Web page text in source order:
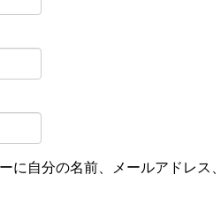
に自分の名前、メールアドレス